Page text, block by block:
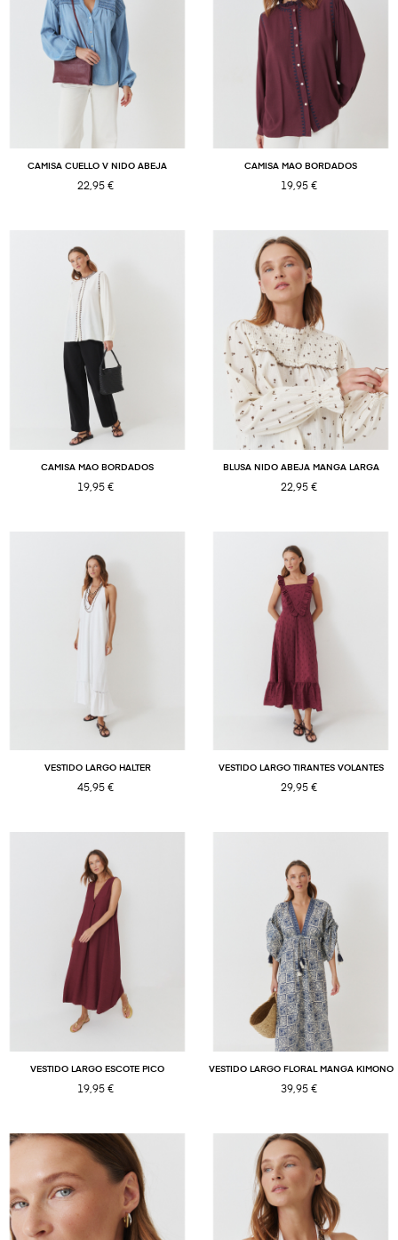
CAMISA CUELLO V NIDO ABEJA
22,95 €
CAMISA MAO BORDADOS
19,95 €
CAMISA MAO BORDADOS
19,95 €
BLUSA NIDO ABEJA MANGA LARGA
22,95 €
VESTIDO LARGO HALTER
45,95 €
VESTIDO LARGO TIRANTES VOLANTES
29,95 €
VESTIDO LARGO ESCOTE PICO
19,95 €
VESTIDO LARGO FLORAL MANGA KIMONO
39,95 € ×